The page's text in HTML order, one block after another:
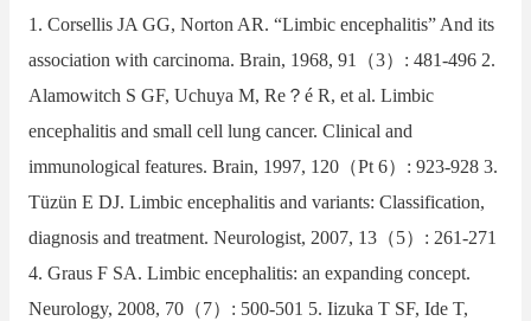
1. Corsellis JA GG, Norton AR. “Limbic encephalitis” And its
association with carcinoma. Brain, 1968, 91（3）: 481-496 2.
Alamowitch S GF, Uchuya M, Re？é R, et al. Limbic
encephalitis and small cell lung cancer. Clinical and
immunological features. Brain, 1997, 120（Pt 6）: 923-928 3.
Tüzün E DJ. Limbic encephalitis and variants: Classification,
diagnosis and treatment. Neurologist, 2007, 13（5）: 261-271
4. Graus F SA. Limbic encephalitis: an expanding concept.
Neurology, 2008, 70（7）: 500-501 5. Iizuka T SF, Ide T,